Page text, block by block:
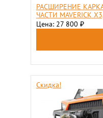
РАСШИРЕНИЕ
ЧАСТИ MAVERICK
Цена: 27 800 ₽
Скидка!